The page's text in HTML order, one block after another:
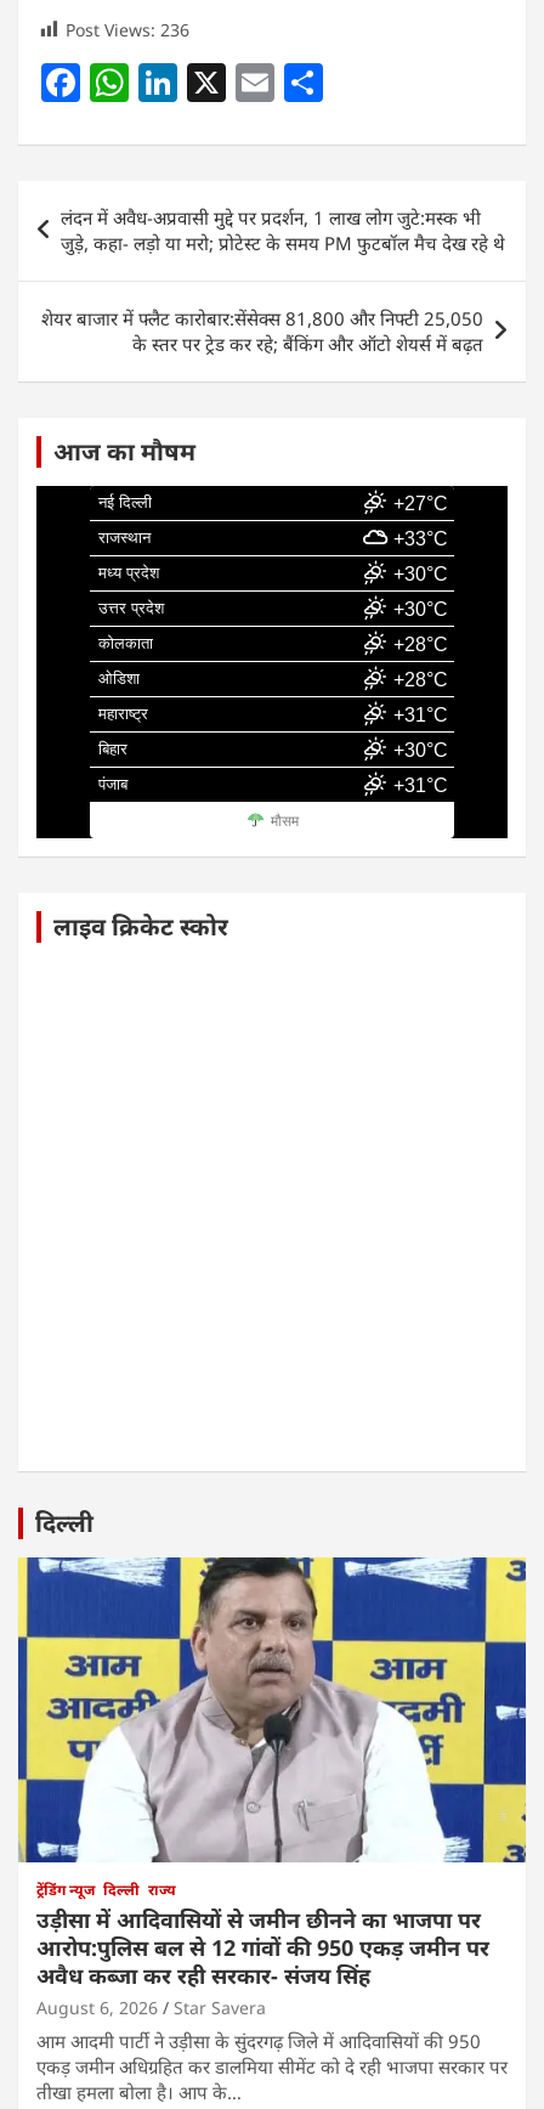
Post Views: 236
F
c
e
b
o
o
W
at
s
A
p
p
Li
k
e
dI
n
X E
ai
l
ar
e
Post
navigation
लंदन में अवैध-अप्रवासी मुद्दे पर प्रदर्शन, 1 लाख लोग जुटे:मस्क भी
जुड़े, कहा- लड़ो या मरो; प्रोटेस्ट के समय PM फुटबॉल मैच देख रहे थे
शेयर बाजार में फ्लैट कारोबार:सेंसेक्स 81,800 और निफ्टी 25,050
के स्तर पर ट्रेड कर रहे; बैंकिंग और ऑटो शेयर्स में बढ़त
आज का मौषम
नई दिल्ली +27°C
राजस्थान +33°C
मध्य प्रदेश +30°C
उत्तर प्रदेश +30°C
कोलकाता +28°C
ओडिशा +28°C
महाराष्ट्र +31°C
बिहार +30°C
पंजाब +31°C
मौसम
लाइव क्रिकेट स्कोर
दिल्ली
ट्रेंडिंग न्यूज दिल्ली राज्य
उड़ीसा में आदिवासियों से जमीन छीनने का भाजपा पर
आरोप:पुलिस बल से 12 गांवों की 950 एकड़ जमीन पर
अवैध कब्जा कर रही सरकार- संजय सिंह
August 6, 2026 Star Savera
आम आदमी पार्टी ने उड़ीसा के सुंदरगढ़ जिले में आदिवासियों की 950
एकड़ जमीन अधिग्रहित कर डालमिया सीमेंट को दे रही भाजपा सरकार पर
तीखा हमला बोला है। आप के…